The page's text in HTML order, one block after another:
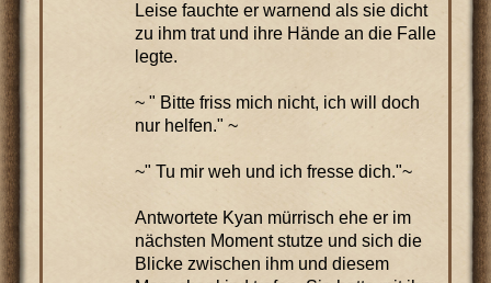
Leise fauchte er warnend als sie dicht
zu ihm trat und ihre Hände an die Falle
legte.
~ " Bitte friss mich nicht, ich will doch
nur helfen." ~
~" Tu mir weh und ich fresse dich."~
Antwortete Kyan mürrisch ehe er im
nächsten Moment stutze und sich die
Blicke zwischen ihm und diesem